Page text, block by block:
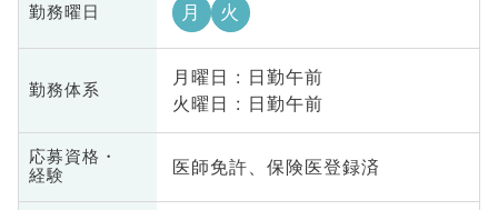
勤務曜日 月 火
勤務体系
月曜日 : 日勤午前
火曜日 : 日勤午前
応募資格・
経験
医師免許、保険医登録済